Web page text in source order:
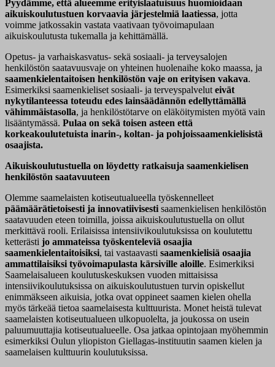
Pyydämme, että alueemme erityislaatuisuus huomioidaan
aikuiskoulutustuen korvaavia järjestelmiä laatiessa, jotta
voimme jatkossakin vastata vaativaan työvoimapulaan
aikuiskoulutusta tukemalla ja kehittämällä.
Opetus- ja varhaiskasvatus- sekä sosiaali- ja terveysalojen
henkilöstön saatavuusvaje on yhteinen huolenaihe koko maassa, ja
saamenkielentaitoisen henkilöstön vaje on erityisen vakava.
Esimerkiksi saamenkieliset sosiaali- ja terveyspalvelut eivät
nykytilanteessa toteudu edes lainsäädännön edellyttämällä
vähimmäistasolla, ja henkilöstötarve on eläköitymisten myötä vain
lisääntymässä. Pulaa on sekä toisen asteen että
korkeakoulutetuista inarin-, koltan- ja pohjoissaamenkielisistä
osaajista.
Aikuiskoulutustuella on löydetty ratkaisuja saamenkielisen
henkilöstön saatavuuteen
Olemme saamelaisten kotiseutualueella työskennelleet
päämäärätietoisesti ja innovatiivisesti saamenkielisen henkilöstön
saatavuuden eteen toimilla, joissa aikuiskoulutustuella on ollut
merkittävä rooli. Erilaisissa intensiivikoulutuksissa on koulutettu
ketterästi jo ammateissa työskenteleviä osaajia
saamenkielentaitoisiksi, tai vastaavasti saamenkielisiä osaajia
ammattilaisiksi työvoimapulasta kärsiville aloille. Esimerkiksi
Saamelaisalueen koulutuskeskuksen vuoden mittaisissa
intensiivikoulutuksissa on aikuiskoulutustuen turvin opiskellut
enimmäkseen aikuisia, jotka ovat oppineet saamen kielen ohella
myös tärkeää tietoa saamelaisesta kulttuurista. Monet heistä tulevat
saamelaisten kotiseutualueen ulkopuolelta, ja joukossa on usein
paluumuuttajia kotiseutualueelle. Osa jatkaa opintojaan myöhemmin
esimerkiksi Oulun yliopiston Giellagas-instituutin saamen kielen ja
saamelaisen kulttuurin koulutuksissa.